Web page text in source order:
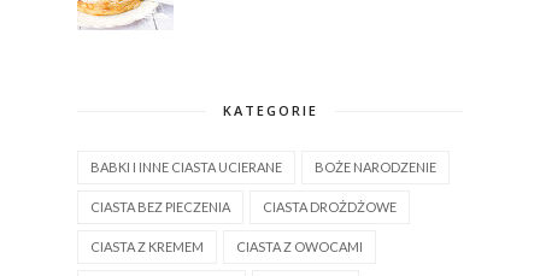
KATEGORIE
BABKI I INNE CIASTA UCIERANE BOŻE NARODZENIE
CIASTA BEZ PIECZENIA CIASTA DROŻDŻOWE
CIASTA Z KREMEM CIASTA Z OWOCAMI